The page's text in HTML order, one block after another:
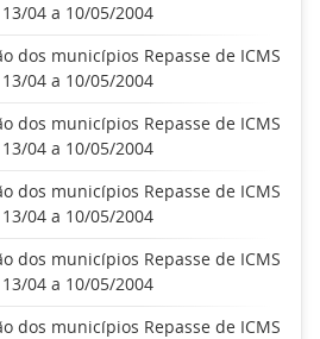
04 a 10/05/2004
dos municípios Repasse de ICMS
04 a 10/05/2004
dos municípios Repasse de ICMS
04 a 10/05/2004
dos municípios Repasse de ICMS
04 a 10/05/2004
dos municípios Repasse de ICMS
04 a 10/05/2004
dos municípios Repasse de ICMS